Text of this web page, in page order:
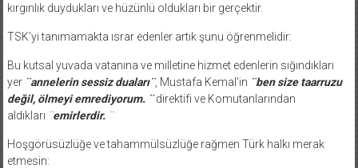
kırgınlık duydukları ve hüzünlü oldukları bir gerçektir.
TSK’yi tanımamakta ısrar edenler artık şunu öğrenmelidir:
Bu kutsal yuvada vatanına ve milletine hizmet edenlerin sığındıkları
yer ¨annelerin sessiz duaları¨, Mustafa Kemal’in ¨ben size taarruzu
değil, ölmeyi emrediyorum. ¨direktifi ve Komutanlarından
aldıkları ¨emirlerdir.¨
Hoşgörüsüzlüğe ve tahammülsüzlüğe rağmen Türk halkı merak
etmesin: